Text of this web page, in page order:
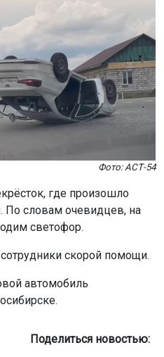
Фото: АСТ-54
где произошло
По словам очевидцев, на
светофор.
скорой помощи.
автомобиль
Поделиться новостью: